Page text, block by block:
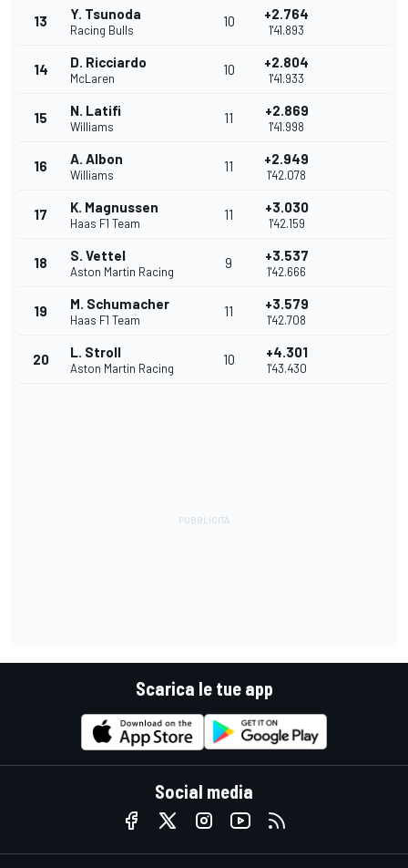
13 Y. Tsunoda
Racing Bulls
10 +2.764
1'41.893
14 D. Ricciardo
McLaren
10 +2.804
1'41.933
15 N. Latifi
Williams
11 +2.869
1'41.998
16 A. Albon
Williams
11 +2.949
1'42.078
17 K. Magnussen
Haas F1 Team
11 +3.030
1'42.159
18 S. Vettel
Aston Martin Racing
9 +3.537
1'42.666
19 M. Schumacher
Haas F1 Team
11 +3.579
1'42.708
20 L. Stroll
Aston Martin Racing
10 +4.301
1'43.430
Scarica le tue app
Social media